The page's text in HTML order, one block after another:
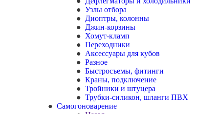
Узлы отбора
Диоптры, колонны
Джин-корзины
Хомут-кламп
Переходники
Аксессуары для кубов
Разное
Быстросъемы, фитинги
Краны, подключение
Тройники и штуцера
Трубки-силикон, шланги ПВХ
Самогоноварение